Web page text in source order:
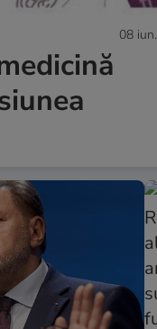
08 iun.